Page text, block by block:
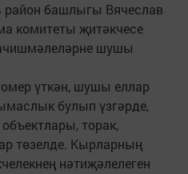
район башлыгы Вячеслав
комитеты җитәкчесе
шушы
үткән, шушы еллар
булып үзгәрде,
торак,
төзелде. Кырларның
нәтиҗәлелеген